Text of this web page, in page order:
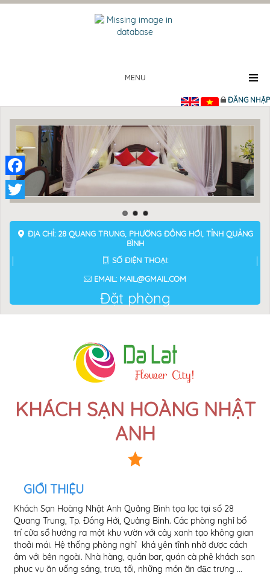
MENU
ĐĂNG NHẬP
ĐỊA CHỈ: 28 QUANG TRUNG, PHƯỜNG ĐỒNG HỚI, TỈNH QUẢNG
BÌNH
SỐ ĐIỆN THOẠI:
EMAIL: MAIL@GMAIL.COM
Đặt phòng
KHÁCH SẠN HOÀNG NHẬT
ANH
GIỚI THIỆU
Khách Sạn Hoàng Nhật Anh Quảng Bình tọa lạc tại số 28
Quang Trung, Tp. Đồng Hới, Quảng Bình. Các phòng nghỉ bố
trí cửa sổ hướng ra một khu vườn với cây xanh tạo không gian
thoải mái. Hệ thống phòng nghỉ khá yên tĩnh nhờ được cách
âm với bên ngoài. Nhà hàng, quán bar, quán cà phê khách sạn
phục vụ ăn uống sáng, trưa, tối, những món ăn đặc trưng ...
Facebook